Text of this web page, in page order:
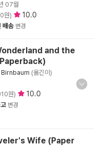
07월
원) 10.0
배송 변경
and the
(옮긴이)
원) 10.0
변경
Wife (Paper